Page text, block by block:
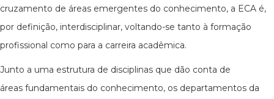
cruzamento de áreas emergentes do conhecimento, a ECA é,
por definição, interdisciplinar, voltando-se tanto à formação
profissional como para a carreira acadêmica.
Junto a uma estrutura de disciplinas que dão conta de
áreas fundamentais do conhecimento, os departamentos da